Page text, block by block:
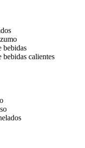
bebidas
bebidas calientes